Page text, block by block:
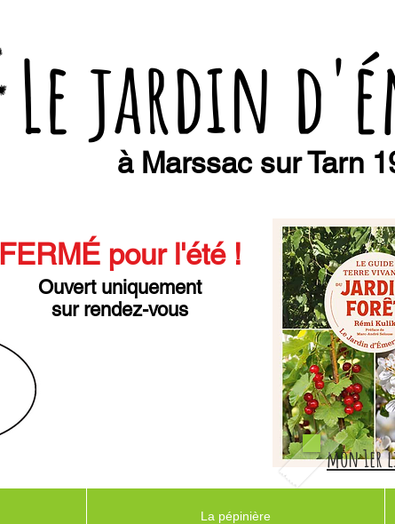
Le jardin
mon 1er
à Marssac sur Tarn
FERMÉ pour l'été!
Ouvert uniquement
sur rendez-vous
La pépinière